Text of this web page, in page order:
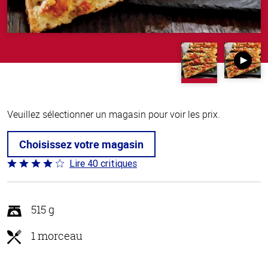
Veuillez sélectionner un magasin pour voir les prix.
Choisissez votre magasin
Coté
3.8 sur
Lire 40 critiques
515 g
1 morceau